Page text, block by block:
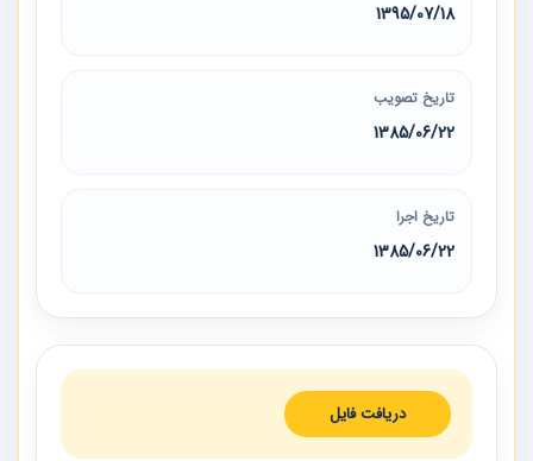
1395/07/18
تاریخ تصویب
1385/06/22
تاریخ اجرا
1385/06/22
دریافت فایل